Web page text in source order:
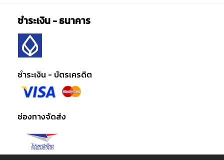
ชำระเงิน - ธนาคาร
ชำระเงิน - บัตรเครดิต
ช่องทางจัดส่ง